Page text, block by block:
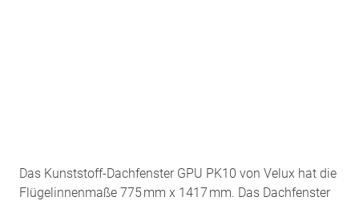
Das Kunststoff-Dachfenster GPU PK10 von Velux hat die
Flügelinnenmaße 775 mm x 1417 mm. Das Dachfenster